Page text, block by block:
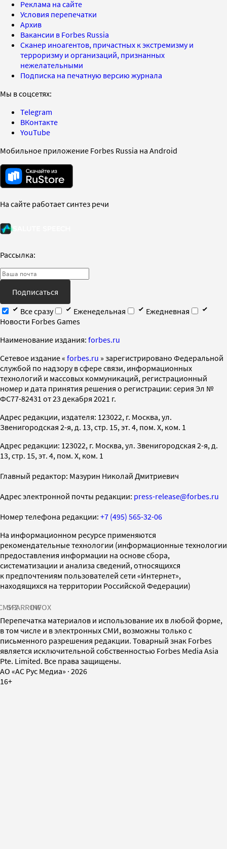
Реклама на сайте
Условия перепечатки
Архив
Вакансии в Forbes Russia
Сканер иноагентов, причастных к экстремизму и
терроризму и организаций, признанных
нежелательными
Подписка на печатную версию журнала
Мы в соцсетях:
Telegram
ВКонтакте
YouTube
Мобильное приложение Forbes Russia на Android
На сайте работает синтез речи
Рассылка:
Подписаться
Все сразу
Еженедельная
Ежедневная
Новости Forbes Games
Наименование издания: forbes.ru
Cетевое издание « forbes.ru » зарегистрировано Федеральной
службой по надзору в сфере связи, информационных
технологий и массовых коммуникаций, регистрационный
номер и дата принятия решения о регистрации: серия Эл №
ФС77-82431 от 23 декабря 2021 г.
Адрес редакции, издателя: 123022, г. Москва, ул.
Звенигородская 2-я, д. 13, стр. 15, эт. 4, пом. X, ком. 1
Адрес редакции: 123022, г. Москва, ул. Звенигородская 2-я, д.
13, стр. 15, эт. 4, пом. X, ком. 1
Главный редактор: Мазурин Николай Дмитриевич
Адрес электронной почты редакции: press-release@forbes.ru
Номер телефона редакции: +7 (495) 565-32-06
На информационном ресурсе применяются
рекомендательные технологии (информационные технологии
предоставления информации на основе сбора,
систематизации и анализа сведений, относящихся
к предпочтениям пользователей сети «Интернет»,
находящихся на территории Российской Федерации)
SPARROWINFOX
Перепечатка материалов и использование их в любой форме,
в том числе и в электронных СМИ, возможны только с
письменного разрешения редакции. Товарный знак Forbes
является исключительной собственностью Forbes Media Asia
Pte. Limited. Все права защищены.
AO «АС Рус Медиа» · 2026
16+